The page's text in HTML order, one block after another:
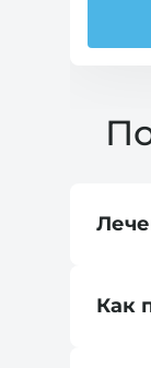
В
Как